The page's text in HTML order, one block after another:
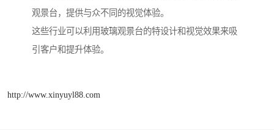
观景台，提供与众不同的视觉体验。
这些行业可以利用玻璃观景台的特设计和视觉效果来吸
引客户和提升体验。
http://www.xinyuyl88.com